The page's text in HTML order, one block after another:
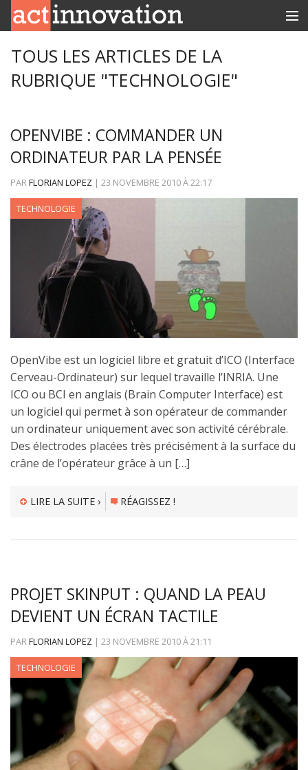
INNOBOX
TOUS LES ARTICLES DE LA
RUBRIQUE "TECHNOLOGIE"
OPENVIBE : COMMANDER UN
ORDINATEUR PAR LA PENSÉE
PARFLORIAN LOPEZ | 23 NOVEMBRE 2010À22:17
TECHNOLOGIE
OpenVibe est un logiciel libre et gratuit d’ICO (Interface
Cerveau-Ordinateur) sur lequel travaille l’INRIA. Une
ICO ou BCI en anglais (Brain Computer Interface) est
un logiciel qui permet à son opérateur de commander
un ordinateur uniquement avec son activité cérébrale.
Des électrodes placées très précisément à la surface du
crâne de l’opérateur grâce à un […]
LIRE LA SUITE › RÉAGISSEZ !
PROJET SKINPUT : QUAND LA PEAU
DEVIENT UN ÉCRAN TACTILE
PARFLORIAN LOPEZ | 23 NOVEMBRE 2010À21:11
TECHNOLOGIE